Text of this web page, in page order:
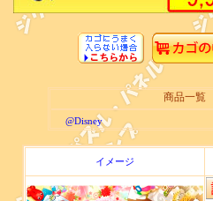
商品一覧
@Disney
イメージ